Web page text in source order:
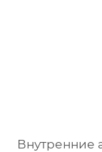
Внутренние